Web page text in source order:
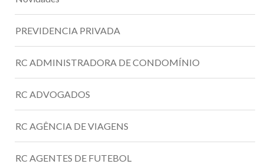
PREVIDENCIA PRIVADA
RC ADMINISTRADORA DE CONDOMÍNIO
RC ADVOGADOS
RC AGÊNCIA DE VIAGENS
RC AGENTES DE FUTEBOL